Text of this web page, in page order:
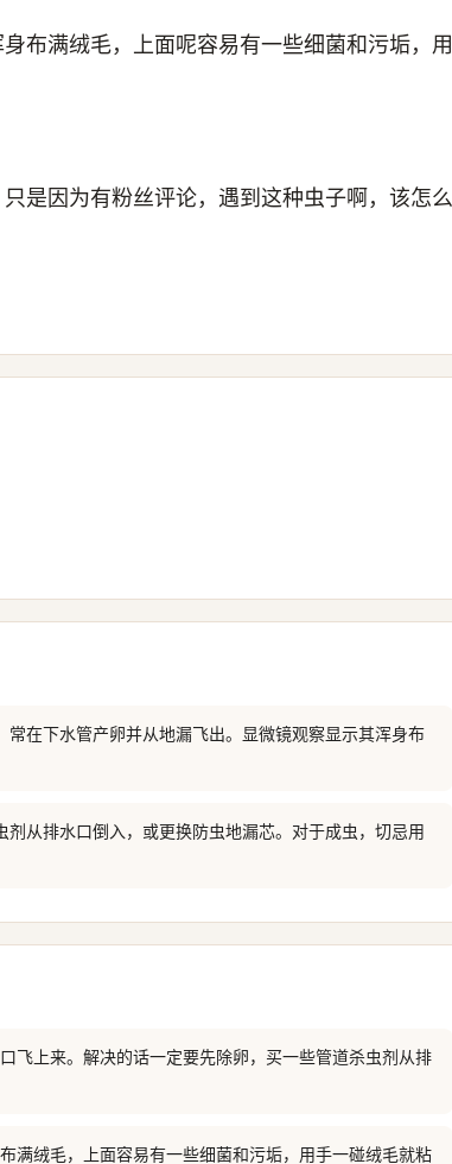
布满绒毛，上面呢容易有一些细菌和污垢，用
是因为有粉丝评论，遇到这种虫子啊，该怎么
在下水管产卵并从地漏飞出。显微镜观察显示其浑身布
从排水口倒入，或更换防虫地漏芯。对于成虫，切忌用
飞上来。解决的话一定要先除卵，买一些管道杀虫剂从排
满绒毛，上面容易有一些细菌和污垢，用手一碰绒毛就粘